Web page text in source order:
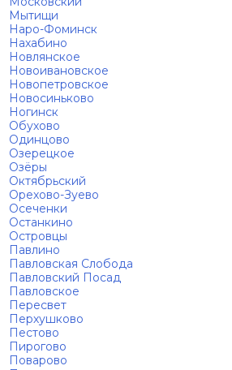
Мытищи
Наро-Фоминск
Нахабино
Новлянское
Новоивановское
Новопетровское
Новосиньково
Ногинск
Обухово
Одинцово
Озерецкое
Озёры
Октябрьский
Орехово-Зуево
Осеченки
Останкино
Островцы
Павлино
Павловская Слобода
Павловский Посад
Павловское
Пересвет
Перхушково
Пестово
Пирогово
Поварово